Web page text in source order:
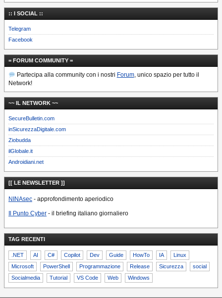
:: I SOCIAL ::
Telegram
Facebook
= FORUM COMMUNITY =
Partecipa alla community con i nostri Forum, unico spazio per tutto il
Network!
~~ IL NETWORK ~~
SecureBulletin.com
inSicurezzaDigitale.com
Ziobudda
ilGlobale.it
Androidiani.net
[[ LE NEWSLETTER ]]
NINAsec - approfondimento aperiodico
Il Punto Cyber - il briefing italiano giornaliero
TAG RECENTI
.NET AI C# Copilot Dev Guide HowTo IA
Linux
Microsoft
PowerShell Programmazione Release Sicurezza
social
Socialmedia
Tutorial VS Code Web Windows